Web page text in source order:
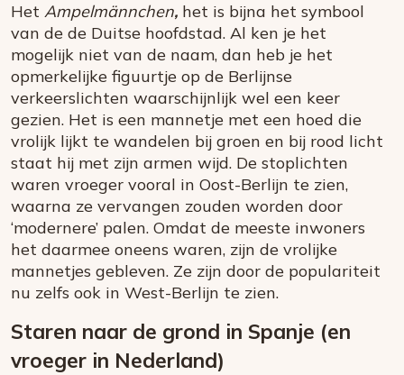
Het Ampelmännchen, het is bijna het symbool
van de de Duitse hoofdstad. Al ken je het
mogelijk niet van de naam, dan heb je het
opmerkelijke figuurtje op de Berlijnse
verkeerslichten waarschijnlijk wel een keer
gezien. Het is een mannetje met een hoed die
vrolijk lijkt te wandelen bij groen en bij rood licht
staat hij met zijn armen wijd. De stoplichten
waren vroeger vooral in Oost-Berlijn te zien,
waarna ze vervangen zouden worden door
‘modernere’ palen. Omdat de meeste inwoners
het daarmee oneens waren, zijn de vrolijke
mannetjes gebleven. Ze zijn door de populariteit
nu zelfs ook in West-Berlijn te zien.
Staren naar de grond in Spanje (en
vroeger in Nederland)